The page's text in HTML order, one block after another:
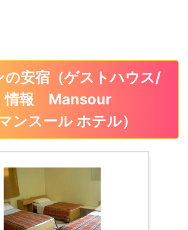
の安宿（ゲストハウス/
情報 Mansour
ンスール ホテル）